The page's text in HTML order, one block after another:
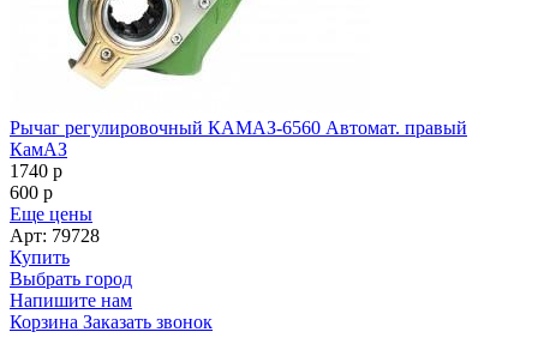
Рычаг регулировочный КАМАЗ-6560 Автомат. правый
КамАЗ
1740 p
600 p
Еще цены
Арт: 79728
Купить
Выбрать город
Напишите нам
Корзина Заказать звонок